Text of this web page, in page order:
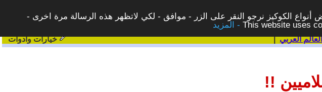
الكوكيز نرجو النقر على الزر - موافق - لكي لاتظهر هذه الرسالة مرة اخرى -
This website uses
| خيارات وادوات
!!